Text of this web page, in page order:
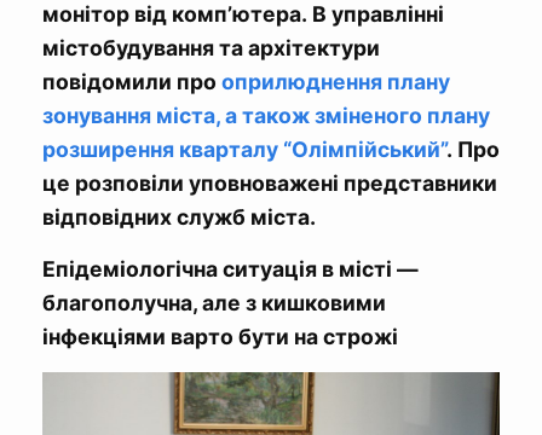
монітор від комп’ютера. В управлінні
містобудування та архітектури
повідомили про оприлюднення плану
зонування міста, а також зміненого плану
розширення кварталу “Олімпійський”. Про
це розповіли уповноважені представники
відповідних служб міста.
Епідеміологічна ситуація в місті —
благополучна, але з кишковими
інфекціями варто бути на строжі